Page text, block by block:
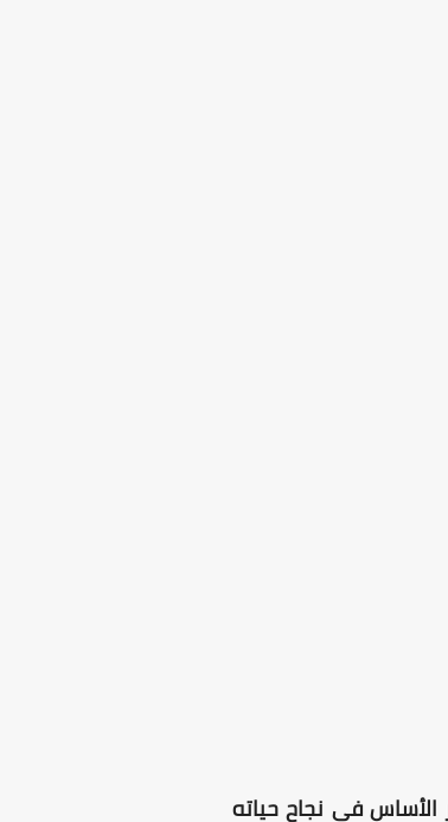
الأساس في نجاح حياته